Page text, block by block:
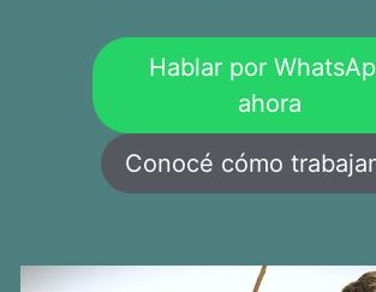
Hablar por
ahora
Conocé cómo